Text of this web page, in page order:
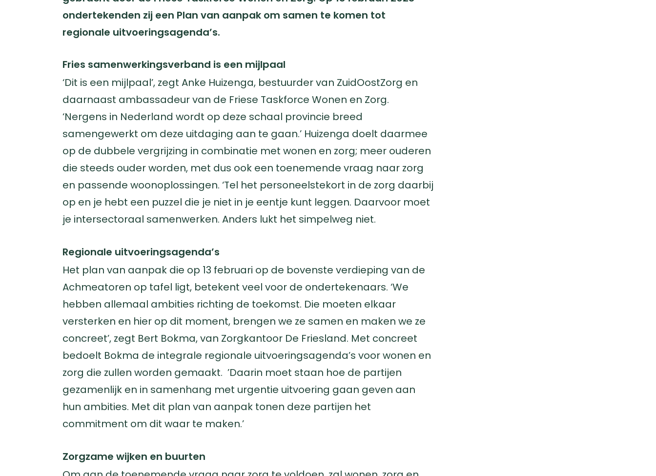
ondertekenden zij een Plan van aanpak om samen te komen tot
regionale uitvoeringsagenda’s.
Fries samenwerkingsverband is een mijlpaal
‘Dit is een mijlpaal’, zegt Anke Huizenga, bestuurder van ZuidOostZorg en
daarnaast ambassadeur van de Friese Taskforce Wonen en Zorg.
‘Nergens in Nederland wordt op deze schaal provincie breed
samengewerkt om deze uitdaging aan te gaan.’ Huizenga doelt daarmee
op de dubbele vergrijzing in combinatie met wonen en zorg; meer ouderen
die steeds ouder worden, met dus ook een toenemende vraag naar zorg
en passende woonoplossingen. ‘Tel het personeelstekort in de zorg daarbij
op en je hebt een puzzel die je niet in je eentje kunt leggen. Daarvoor moet
je intersectoraal samenwerken. Anders lukt het simpelweg niet.
Regionale uitvoeringsagenda’s
Het plan van aanpak die op 13 februari op de bovenste verdieping van de
Achmeatoren op tafel ligt, betekent veel voor de ondertekenaars. ‘We
hebben allemaal ambities richting de toekomst. Die moeten elkaar
versterken en hier op dit moment, brengen we ze samen en maken we ze
concreet’, zegt Bert Bokma, van Zorgkantoor De Friesland. Met concreet
bedoelt Bokma de integrale regionale uitvoeringsagenda’s voor wonen en
zorg die zullen worden gemaakt. ’Daarin moet staan hoe de partijen
gezamenlijk en in samenhang met urgentie uitvoering gaan geven aan
hun ambities. Met dit plan van aanpak tonen deze partijen het
commitment om dit waar te maken.’
Zorgzame wijken en buurten